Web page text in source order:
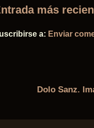
más
a: Enviar
Dolo Sanz.